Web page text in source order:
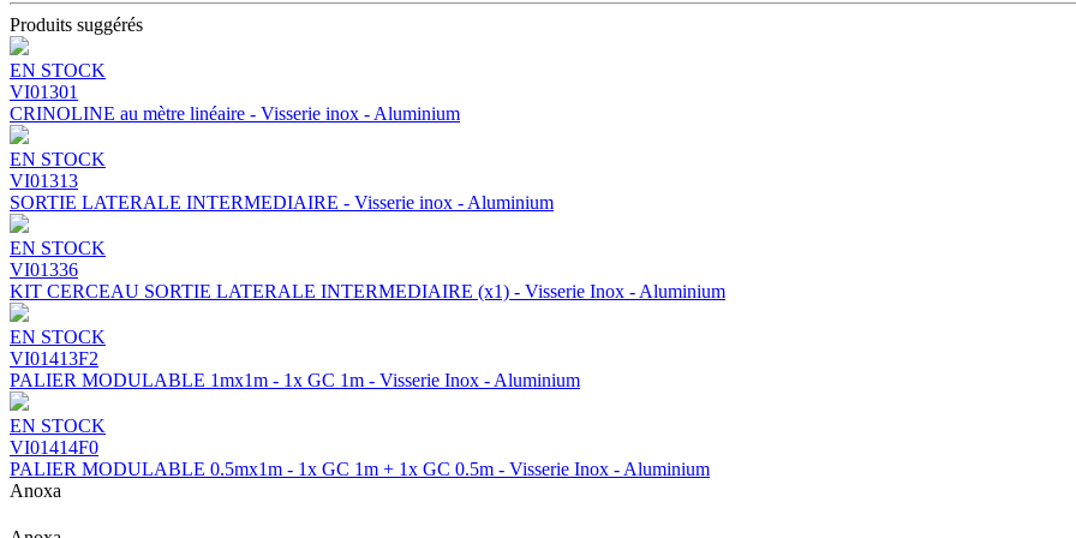
Produits suggérés
EN STOCK
VI01301
CRINOLINE au mètre linéaire - Visserie inox - Aluminium
EN STOCK
VI01313
SORTIE LATERALE INTERMEDIAIRE - Visserie inox - Aluminium
EN STOCK
VI01336
KIT CERCEAU SORTIE LATERALE INTERMEDIAIRE (x1) - Visserie Inox - Aluminium
EN STOCK
VI01413F2
PALIER MODULABLE 1mx1m - 1x GC 1m - Visserie Inox - Aluminium
EN STOCK
VI01414F0
PALIER MODULABLE 0.5mx1m - 1x GC 1m + 1x GC 0.5m - Visserie Inox - Aluminium
Anoxa